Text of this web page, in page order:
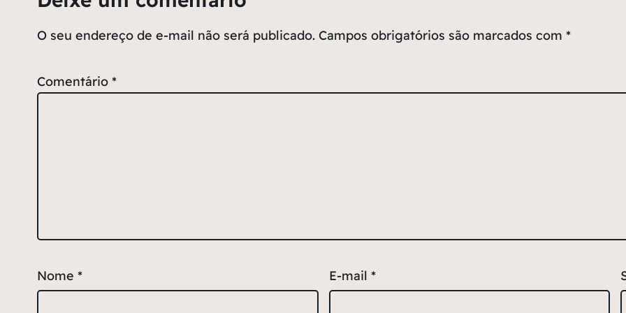
O seu endereço de e-mail não será publicado. Campos obrigatórios são marcados com *
Comentário *
Nome * E-mail *